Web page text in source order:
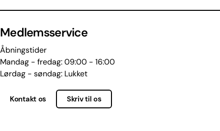
Medlemsservice
Åbningstider
Mandag - fredag: 09:00 - 16:00
Lørdag - søndag: Lukket
Kontakt os Skriv til os